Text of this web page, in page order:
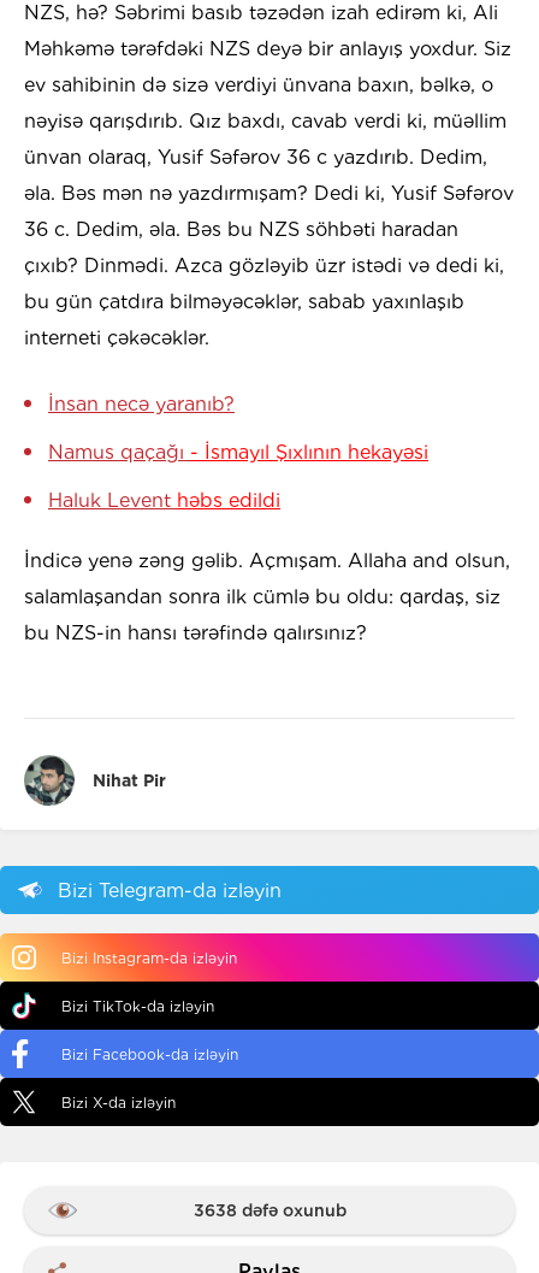
NZS, hə? Səbrimi basıb təzədən izah edirəm ki, Ali
Məhkəmə tərəfdəki NZS deyə bir anlayış yoxdur. Siz
ev sahibinin də sizə verdiyi ünvana baxın, bəlkə, o
nəyisə qarışdırıb. Qız baxdı, cavab verdi ki, müəllim
ünvan olaraq, Yusif Səfərov 36 c yazdırıb. Dedim,
əla. Bəs mən nə yazdırmışam? Dedi ki, Yusif Səfərov
36 c. Dedim, əla. Bəs bu NZS söhbəti haradan
çıxıb? Dinmədi. Azca gözləyib üzr istədi və dedi ki,
bu gün çatdıra bilməyəcəklər, sabab yaxınlaşıb
interneti çəkəcəklər.
İnsan necə yaranıb?
Namus qaçağı - İsmayıl Şıxlının hekayəsi
Haluk Levent həbs edildi
İndicə yenə zəng gəlib. Açmışam. Allaha and olsun,
salamlaşandan sonra ilk cümlə bu oldu: qardaş, siz
bu NZS-in hansı tərəfində qalırsınız?
Nihat Pir
Bizi Telegram-da izləyin
Bizi Instagram-da izləyin
Bizi TikTok-da izləyin
Bizi Facebook-da izləyin
Bizi X-da izləyin
3638 dəfə oxunub